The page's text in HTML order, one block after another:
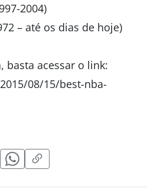
2004)
– até os dias de hoje)
basta acessar o link:
08/15/best-nba-